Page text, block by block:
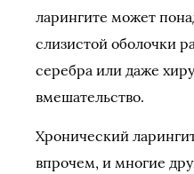
ларингите может
слизистой оболочки
серебра или даже
вмешательство.
Хронический
впрочем, и многие